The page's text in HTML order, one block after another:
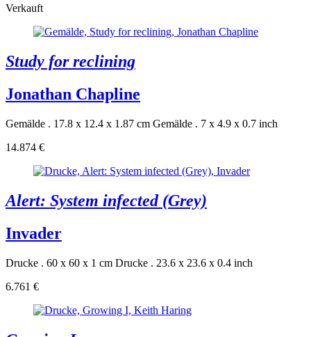
Verkauft
Study for reclining
Jonathan Chapline
Gemälde . 17.8 x 12.4 x 1.87 cm Gemälde . 7 x 4.9 x 0.7 inch
14.874 €
Alert: System infected (Grey)
Invader
Drucke . 60 x 60 x 1 cm Drucke . 23.6 x 23.6 x 0.4 inch
6.761 €